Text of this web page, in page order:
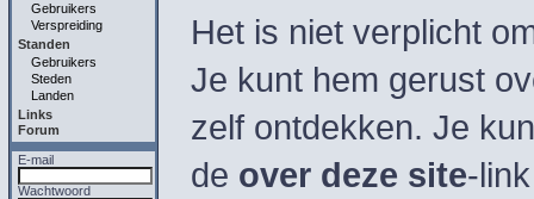
Gebruikers
Verspreiding
Standen
Gebruikers
Steden
Landen
Links
Forum
E-mail
Wachtwoord
Het is niet verplicht
Je kunt hem gerust
zelf ontdekken. Je
de over deze site-